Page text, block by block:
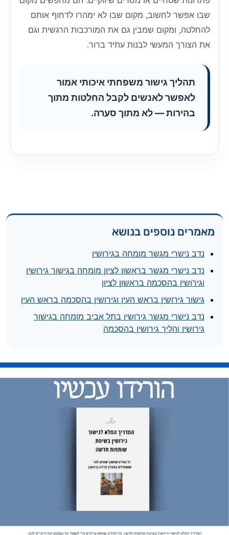
שבו אפשר לחשוב, מקום שבו לא ימהרו לדחוף אותם
להחלטה, ומקום שמבין גם את המורכבות הרגשית וגם
את הצורך המעשי לבנות עתיד ברור.
תהליך גישור משפחתי איכותי אמור
לאפשר לאנשים לקבל החלטות מתוך
בהירות — לא מתוך סערה.
מאמרים נוספים בנושא
נדב נישרי מגשר מומחה בגירושין
נדב נישרי מגשר בראשון לציון מומחה בגישור גירושין
וגירושין בהסכמה בראשון לציון
גישור גירושין בראש העין וגירושין בהסכמה בראש העין
נדב נישרי מגשר גירושין בתל אביב מומחה בגישור
גירושין והליך גירושין בהסכמה